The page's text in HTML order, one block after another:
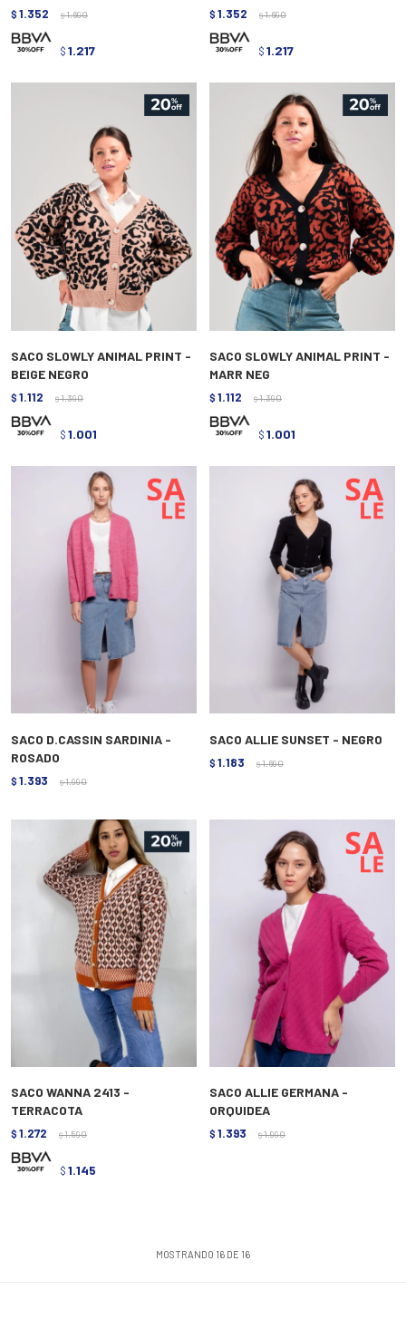
$ 1.352 $ 1.690
$ 1.217
$ 1.352 $ 1.690
$ 1.217
SACO SLOWLY ANIMAL PRINT -
BEIGE NEGRO
$ 1.112 $ 1.390
$ 1.001
SACO SLOWLY ANIMAL PRINT -
MARR NEG
$ 1.112 $ 1.390
$ 1.001
SACO D.CASSIN SARDINIA -
ROSADO
$ 1.393 $ 1.990
SACO ALLIE SUNSET - NEGRO
$ 1.183 $ 1.690
SACO WANNA 2413 -
TERRACOTA
$ 1.272 $ 1.590
$ 1.145
SACO ALLIE GERMANA -
ORQUIDEA
$ 1.393 $ 1.990
MOSTRANDO 16 DE 16